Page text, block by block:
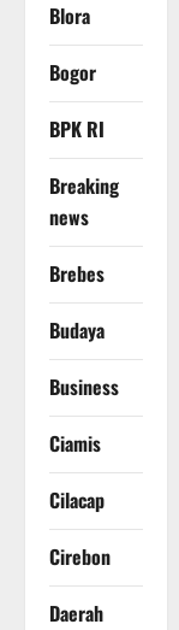
Blora
Bogor
BPK RI
Breaking
news
Brebes
Budaya
Business
Ciamis
Cilacap
Cirebon
Daerah